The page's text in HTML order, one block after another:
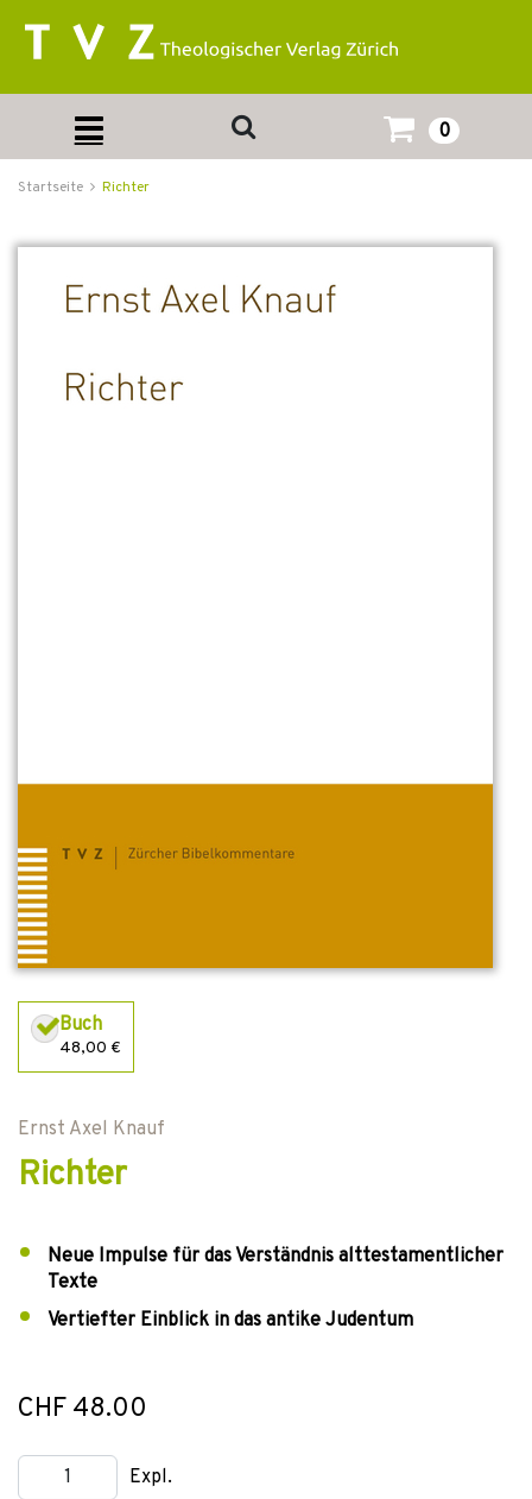
0
Startseite Richter
Buch
48,00 €
Ernst Axel Knauf
Richter
Neue Impulse für das Verständnis alttestamentlicher
Texte
Vertiefter Einblick in das antike Judentum
CHF 48.00
Expl.